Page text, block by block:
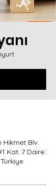
Hikmet Blv.
Kat: 7 Daire: